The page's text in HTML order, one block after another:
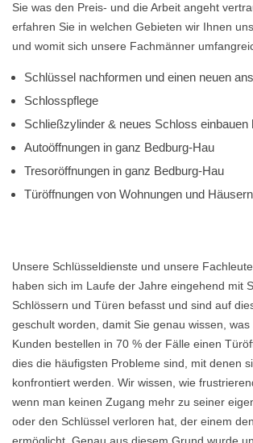
Sie was den Preis- und die Arbeit angeht
erfahren Sie in welchen Gebieten wir Ihnen
und womit sich unsere Fachmänner
Schlüssel nachformen und einen neuen
Schlosspflege
Schließzylinder & neues Schloss einbauen
Autoöffnungen in ganz Bedburg-Hau
Tresoröffnungen in ganz Bedburg-Hau
Türöffnungen von Wohnungen und Häusern
Unsere Schlüsseldienste und unsere
haben sich im Laufe der Jahre eingehend mit
Schlössern und Türen befasst und sind auf
geschult worden, damit Sie genau wissen, was
Kunden bestellen in 70 % der Fälle einen
dies die häufigsten Probleme sind, mit denen
konfrontiert werden. Wir wissen, wie
wenn man keinen Zugang mehr zu seiner
oder den Schlüssel verloren hat, der einem